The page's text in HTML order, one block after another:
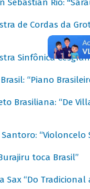
Sebastian Rio:
de Cordas da
Sinfônica
“Piano
Brasiliana: “De
“Violoncelo
toca Brasil”
Sax “Do Tradicional